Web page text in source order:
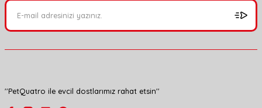
Ürün bilgilerinde hatalar bulunuyor.
''PetQuatro ile evcil dostlarımız rahat etsin''